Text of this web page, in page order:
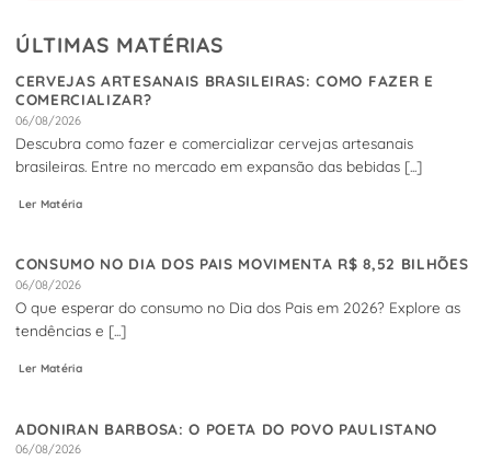
ÚLTIMAS MATÉRIAS
CERVEJAS ARTESANAIS BRASILEIRAS: COMO FAZER E
COMERCIALIZAR?
06/08/2026
Descubra como fazer e comercializar cervejas artesanais
brasileiras. Entre no mercado em expansão das bebidas [...]
Ler Matéria
CONSUMO NO DIA DOS PAIS MOVIMENTA R$ 8,52 BILHÕES
06/08/2026
O que esperar do consumo no Dia dos Pais em 2026? Explore as
tendências e [...]
Ler Matéria
ADONIRAN BARBOSA: O POETA DO POVO PAULISTANO
06/08/2026